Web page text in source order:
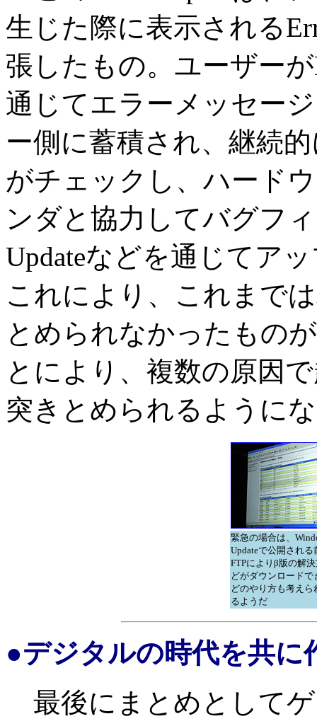
生じた際に表示される
張したもの。ユーザー
通じてエラーメッセー
ー側に蓄積され、継続
がチェックし、ハード
ンダと協力してバグフ
Updateなどを通じてア
これにより、これまで
とめられなかったもの
とにより、複数の原因
突きとめられるように
緊急の場合は、
Updateで公開される
FTPによりβ版の解
どがダウンロードで
どのやり方も考えら
るようだ
●デジタルの時代を共
最後にまとめとして